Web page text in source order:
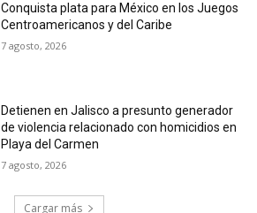
Conquista plata para México en los Juegos
Centroamericanos y del Caribe
7 agosto, 2026
Detienen en Jalisco a presunto generador
de violencia relacionado con homicidios en
Playa del Carmen
7 agosto, 2026
Cargar más